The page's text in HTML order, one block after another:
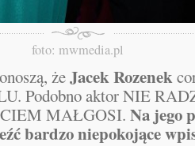
foto: mwmedia.pl
żeJacek Rozenek
Podobno aktor NIE
MAŁGOSI. Na jego
bardzo niepokojące